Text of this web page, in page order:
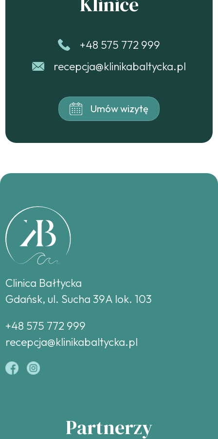
+48 575 772 999
recepcja@klinikabaltycka.pl
Umów wizytę
Clinica Bałtycka
Gdańsk, ul. Sucha 39A lok. 103
+48 575 772 999
recepcja@klinikabaltycka.pl
Partnerzy